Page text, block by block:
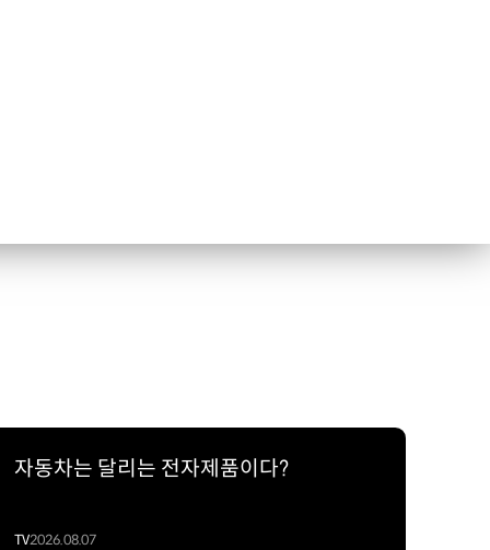
자동차는 달리는 전자제품이다?
TV2026.08.07